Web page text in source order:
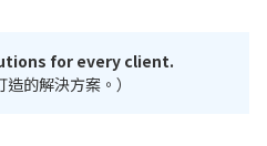
for every client.
的解決方案。）